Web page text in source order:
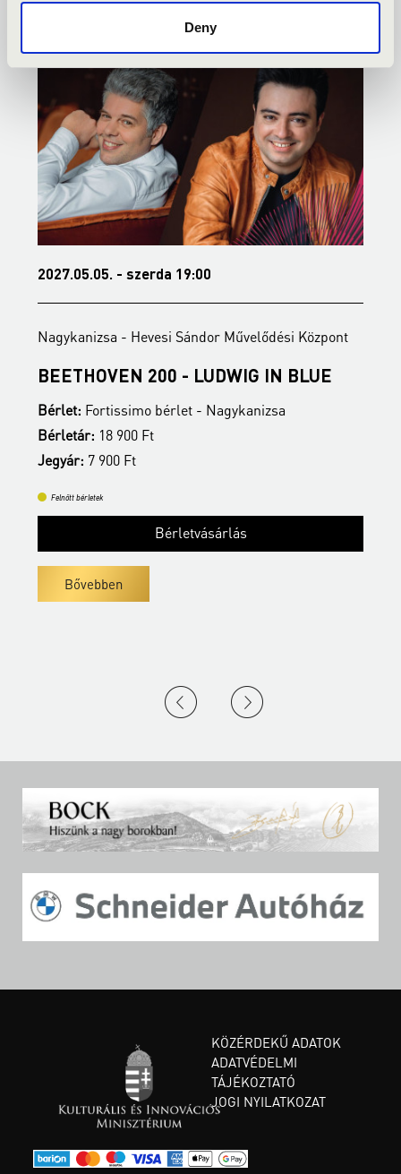
Deny
2027.05.05. - szerda 19:00
Nagykanizsa - Hevesi Sándor Művelődési Központ
BEETHOVEN 200 - LUDWIG IN BLUE
Bérlet: Fortissimo bérlet - Nagykanizsa
Bérletár: 18 900 Ft
Jegyár: 7 900 Ft
Felnőtt bérletek
Bérletvásárlás
Bővebben
KÖZÉRDEKŰ ADATOK
ADATVÉDELMI
TÁJÉKOZTATÓ
JOGI NYILATKOZAT